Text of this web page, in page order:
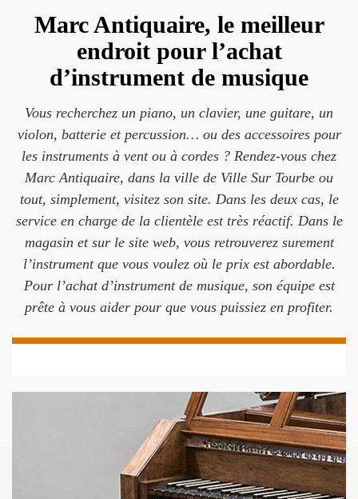
Marc Antiquaire, le meilleur
endroit pour l’achat
d’instrument de musique
Vous recherchez un piano, un clavier, une guitare, un
violon, batterie et percussion… ou des accessoires pour
les instruments à vent ou à cordes ? Rendez-vous chez
Marc Antiquaire, dans la ville de Ville Sur Tourbe ou
tout, simplement, visitez son site. Dans les deux cas, le
service en charge de la clientèle est très réactif. Dans le
magasin et sur le site web, vous retrouverez surement
l’instrument que vous voulez où le prix est abordable.
Pour l’achat d’instrument de musique, son équipe est
prête à vous aider pour que vous puissiez en profiter.